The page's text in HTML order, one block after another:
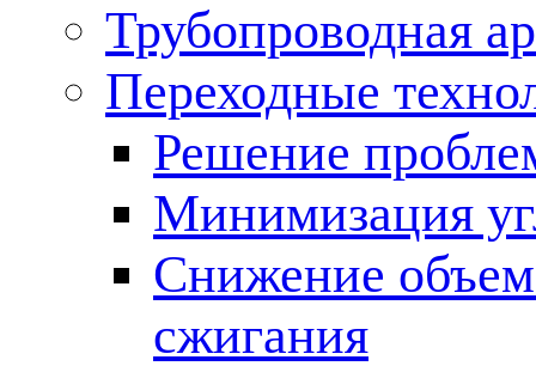
Трубопроводная
Переходные
Решение
Минимизация
Снижение
сжигания